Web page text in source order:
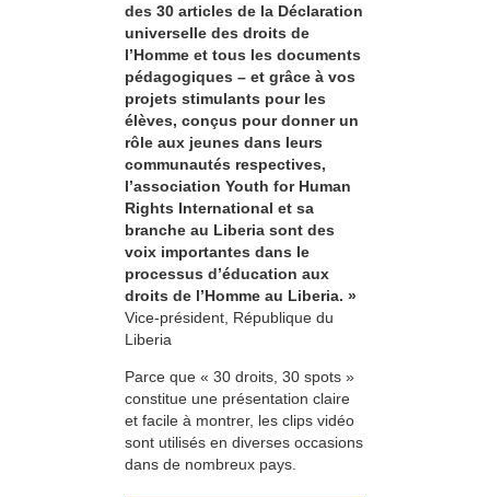
des 30 articles de la Déclaration
universelle des droits de
l’Homme et tous les documents
pédagogiques – et grâce à vos
projets stimulants pour les
élèves, conçus pour donner un
rôle aux jeunes dans leurs
communautés respectives,
l’association Youth for Human
Rights International et sa
branche au Liberia sont des
voix importantes dans le
processus d’éducation aux
droits de l’Homme au Liberia. »
Vice-président, République du
Liberia
Parce que « 30 droits, 30 spots »
constitue une présentation claire
et facile à montrer, les clips vidéo
sont utilisés en diverses occasions
dans de nombreux pays.